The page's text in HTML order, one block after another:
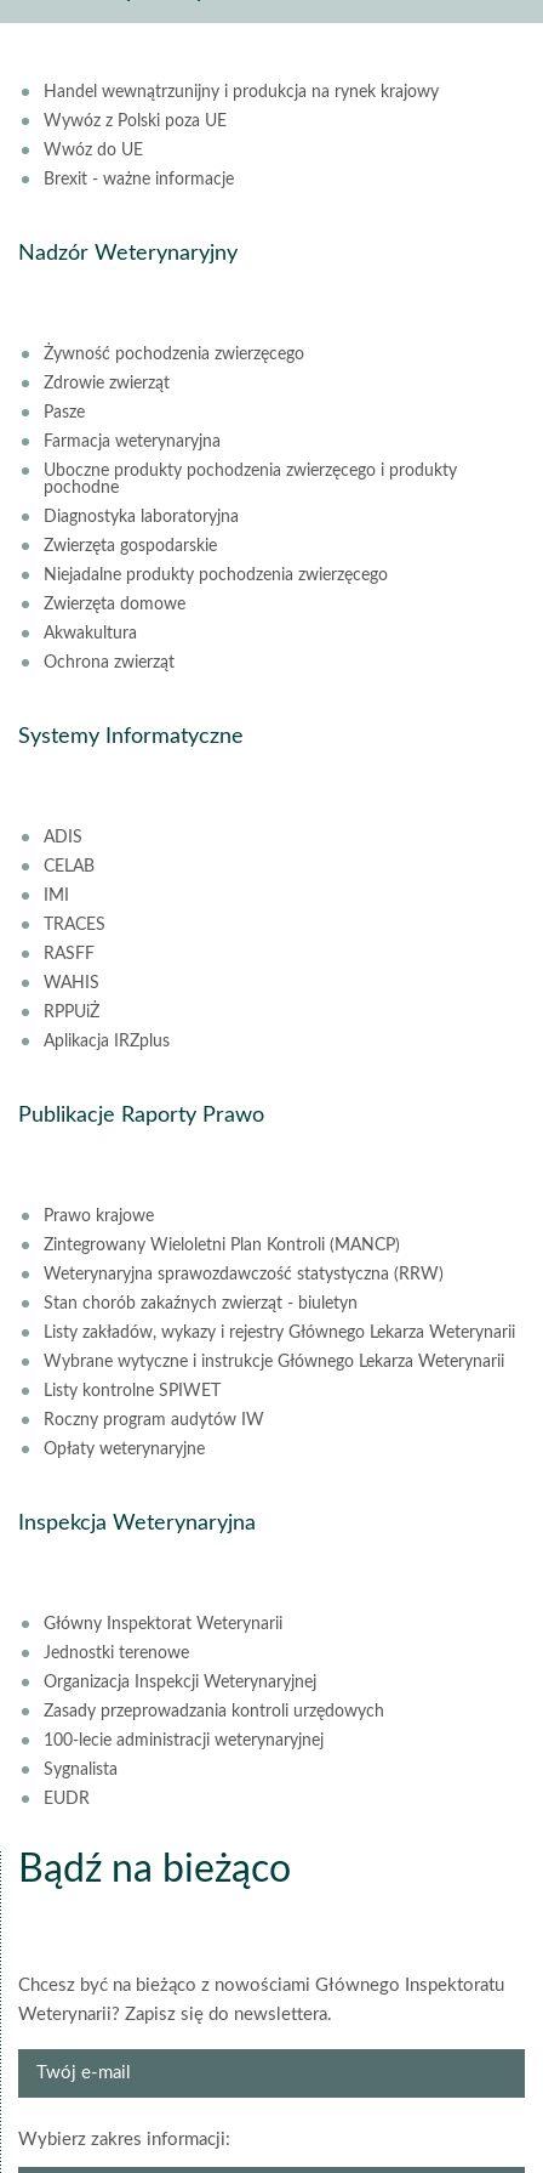
Handel wewnątrzunijny i produkcja na rynek krajowy
Wywóz z Polski poza UE
Wwóz do UE
Brexit - ważne informacje
Nadzór Weterynaryjny
Żywność pochodzenia zwierzęcego
Zdrowie zwierząt
Pasze
Farmacja weterynaryjna
Uboczne produkty pochodzenia zwierzęcego i produkty
pochodne
Diagnostyka laboratoryjna
Zwierzęta gospodarskie
Niejadalne produkty pochodzenia zwierzęcego
Zwierzęta domowe
Akwakultura
Ochrona zwierząt
Systemy Informatyczne
ADIS
CELAB
IMI
TRACES
RASFF
WAHIS
RPPUiŻ
Aplikacja IRZplus
Publikacje Raporty Prawo
Prawo krajowe
Zintegrowany Wieloletni Plan Kontroli (MANCP)
Weterynaryjna sprawozdawczość statystyczna (RRW)
Stan chorób zakaźnych zwierząt - biuletyn
Listy zakładów, wykazy i rejestry Głównego Lekarza Weterynarii
Wybrane wytyczne i instrukcje Głównego Lekarza Weterynarii
Listy kontrolne SPIWET
Roczny program audytów IW
Opłaty weterynaryjne
Inspekcja Weterynaryjna
Główny Inspektorat Weterynarii
Jednostki terenowe
Organizacja Inspekcji Weterynaryjnej
Zasady przeprowadzania kontroli urzędowych
100-lecie administracji weterynaryjnej
Sygnalista
EUDR
Bądź na bieżąco
Chcesz być na bieżąco z nowościami Głównego Inspektoratu
Weterynarii? Zapisz się do newslettera.
Twój
Wybierz zakres informacji:
newslettera